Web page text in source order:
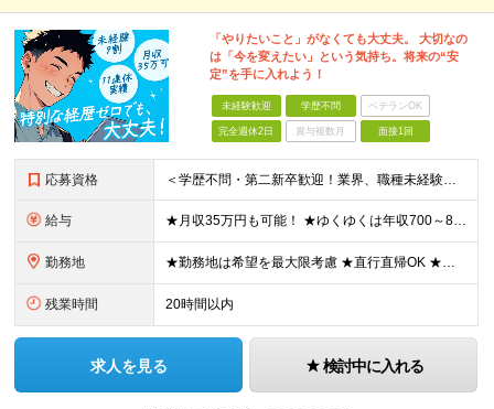
「やりたいこと」がなくても大丈夫。 大切なの
は「今を変えたい」という気持ち。将来の“安
定”を手に入れよう！
未経験歓迎 学歴不問 ベテランOK
完全週休2日 賞与複数月 面接1回
応募資格 ＜学歴不問・第二新卒歓迎！業界、職種未経験歓迎！20代～30代活躍中＞ ★35歳以下の方（若年層の長期キャリア形成を図るため） ★フリーター・正社員未経験・社会人未経験OK ★転職回数が多い方もぜひ
給与 ★月収35万円も可能！ ★ゆくゆくは年収700～800万円も！ ★手当が多数あり ・残業手当（100％）★1分単位で支給 ・資格手当（最大月6万円） ・結婚/出産祝金（最大3万円） 【首都圏・北関東
勤務地 ★勤務地は希望を最大限考慮 ★直行直帰OK ★車通勤のエリアもあり ★研修は、下記いずれかの研修センターで行います ・東京校（東京本社とアクセスは同様） ・大阪校（大阪府大阪市中央区道修町 2-1-1
残業時間 20時間以内
求人を見る 検討中に入れる